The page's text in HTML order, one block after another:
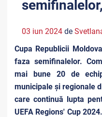
03 iun 2024 de
Cupa Republicii
faza semifinalelor.
mai bune 20 de
municipale și regionale
care continuă lupta
UEFA Regions' Cup